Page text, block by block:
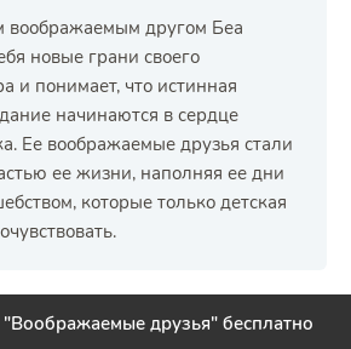
другом Беа
новые грани своего
и понимает, что истинная
начинаются в сердце
Ее воображаемые друзья стали
ее жизни, наполняя ее дни
которые только детская
друзья" бесплатно